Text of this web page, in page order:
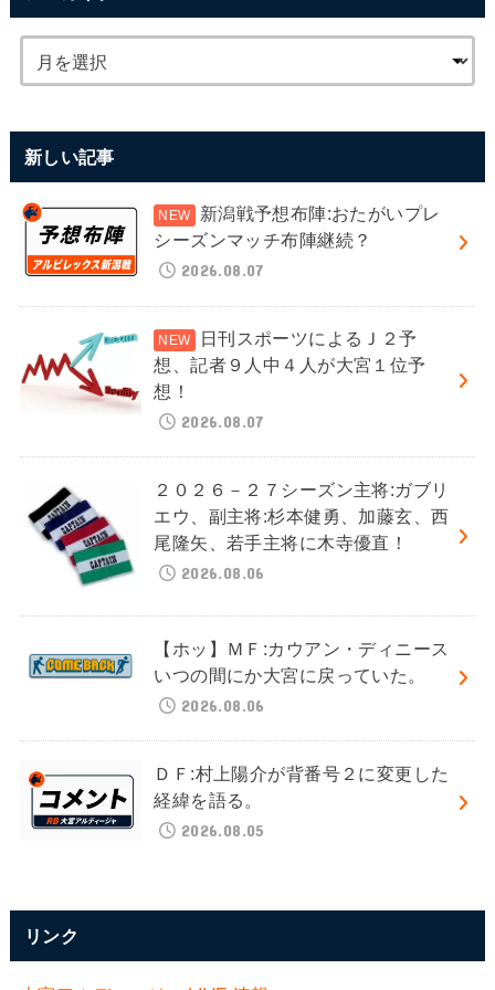
新しい記事
新潟戦予想布陣:おたがいプレ
シーズンマッチ布陣継続？
2026.08.07
日刊スポーツによるＪ２予
想、記者９人中４人が大宮１位予
想！
2026.08.07
２０２６－２７シーズン主将:ガブリ
エウ、副主将:杉本健勇、加藤玄、西
尾隆矢、若手主将に木寺優直！
2026.08.06
【ホッ】ＭＦ:カウアン・ディニース
いつの間にか大宮に戻っていた。
2026.08.06
ＤＦ:村上陽介が背番号２に変更した
経緯を語る。
2026.08.05
リンク